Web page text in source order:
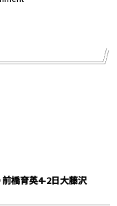
前橋育英4-2日大藤沢